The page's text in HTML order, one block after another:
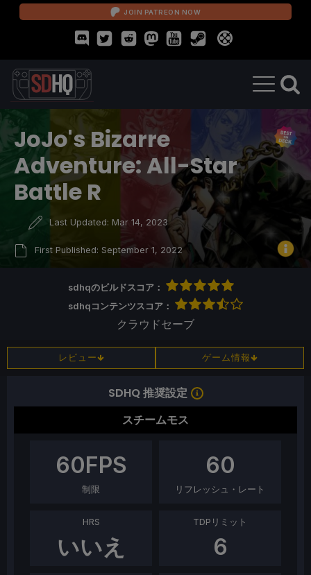
JOIN PATREON NOW
JoJo's Bizarre
Adventure: All-Star
Battle R
Last Updated: Mar 14, 2023
First Published: September 1, 2022
sdhqのビルドスコア：
sdhqコンテンツスコア：
クラウドセーブ
レビュー ゲーム情報
SDHQ 推奨設定
スチームモス
60FPS
制限
60
リフレッシュ・レート
HRS
いいえ
TDPリミット
6